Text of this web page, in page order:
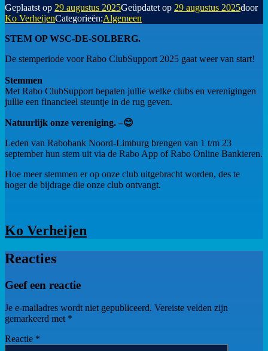
Geplaatst op 29 augustus 2025Geüpdatet op 29 augustus 2025door
Ko VerheijenCategorieën:Algemeen
STEM OP WSC-DE-SOLBERG.
De stemperiode voor Rabo ClubSupport 2025 gaat weer van start!
Stemmen
Met Rabo ClubSupport bepalen jullie welke clubs en verenigingen
jullie een financieel steuntje in de rug geven.
Natuurlijk onze vereniging. –😊
Leden van Rabobank Noord-Limburg brengen van 1 t/m 23
september hun stem uit via de Rabo App of Rabo Online Bankieren.
Hoe meer stemmen er op onze club uitgebracht worden, des te
hoger de bijdrage die onze club ontvangt.
Ko Verheijen
Reacties
Geef een reactie
Je e-mailadres wordt niet gepubliceerd. Vereiste velden zijn
gemarkeerd met *
Reactie *